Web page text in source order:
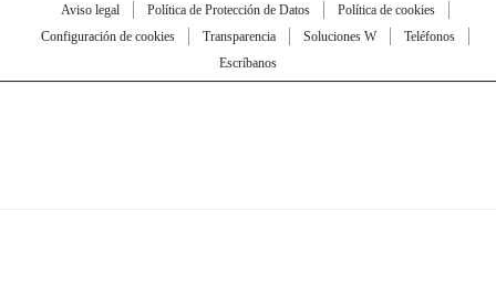
Aviso legal Política de Protección de Datos
Política de cookies
Configuración de cookies
Transparencia Soluciones W
Teléfonos
Escríbanos